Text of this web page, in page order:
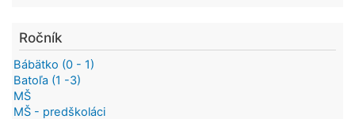
Ročník
Bábätko (0 - 1)
Batoľa (1 -3)
MŠ
MŠ - predškoláci